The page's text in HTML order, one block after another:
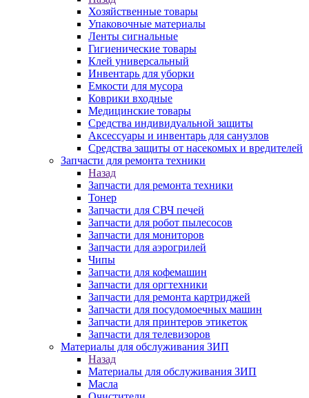
Хозяйственные товары
Упаковочные материалы
Ленты сигнальные
Гигиенические товары
Клей универсальный
Инвентарь для уборки
Емкости для мусора
Коврики входные
Медицинские товары
Средства индивидуальной защиты
Аксессуары и инвентарь для санузлов
Средства защиты от насекомых и вредителей
Запчасти для ремонта техники
Назад
Запчасти для ремонта техники
Тонер
Запчасти для СВЧ печей
Запчасти для робот пылесосов
Запчасти для мониторов
Запчасти для аэрогрилей
Чипы
Запчасти для кофемашин
Запчасти для оргтехники
Запчасти для ремонта картриджей
Запчасти для посудомоечных машин
Запчасти для принтеров этикеток
Запчасти для телевизоров
Материалы для обслуживания ЗИП
Назад
Материалы для обслуживания ЗИП
Масла